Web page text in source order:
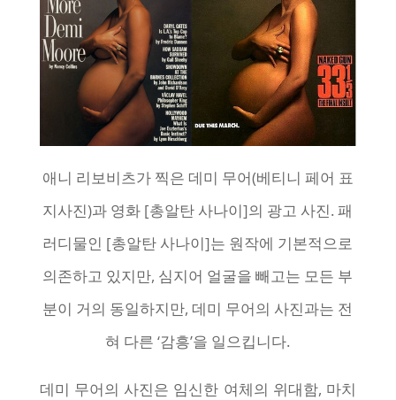
애니 리보비츠가 찍은 데미 무어(베티니 페어 표
지사진)과 영화 [총알탄 사나이]의 광고 사진. 패
러디물인 [총알탄 사나이]는 원작에 기본적으로
의존하고 있지만, 심지어 얼굴을 빼고는 모든 부
분이 거의 동일하지만, 데미 무어의 사진과는 전
혀 다른 ‘감흥’을 일으킵니다.
데미 무어의 사진은 임신한 여체의 위대함, 마치